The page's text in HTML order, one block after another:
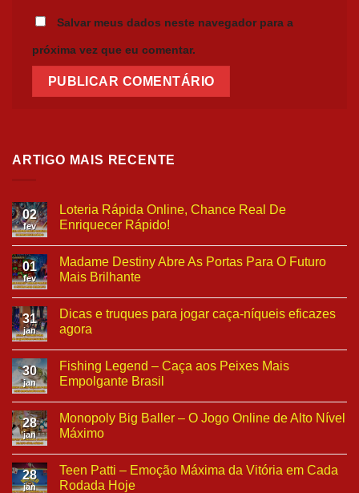
ARTIGO MAIS RECENTE
02
fev
Loteria Rápida Online, Chance Real De
Enriquecer Rápido!
01
fev
Madame Destiny Abre As Portas Para O Futuro
Mais Brilhante
31
jan
Dicas e truques para jogar caça-níqueis eficazes
agora
30
jan
Fishing Legend – Caça aos Peixes Mais
Empolgante Brasil
28
jan
Monopoly Big Baller – O Jogo Online de Alto Nível
Máximo
28
jan
Teen Patti – Emoção Máxima da Vitória em Cada
Rodada Hoje
Salvar meus dados neste navegador para a
próxima vez que eu comentar.